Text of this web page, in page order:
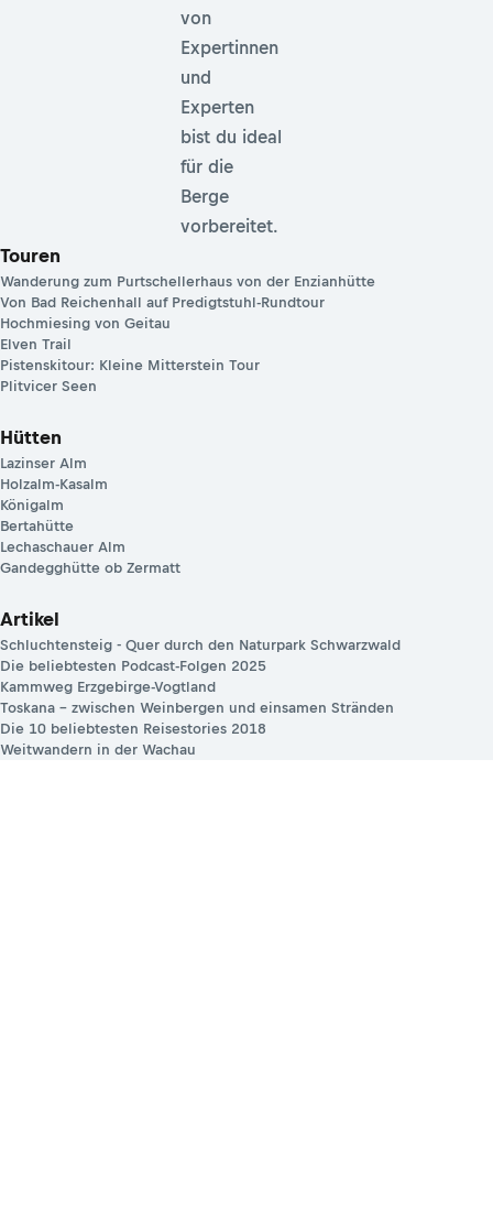
von
Expertinnen
und
Experten
bist du ideal
für die
Berge
vorbereitet.
Touren
Wanderung zum Purtschellerhaus von der Enzianhütte
Von Bad Reichenhall auf Predigtstuhl-Rundtour
Hochmiesing von Geitau
Elven Trail
Pistenskitour: Kleine Mitterstein Tour
Plitvicer Seen
Hütten
Lazinser Alm
Holzalm-Kasalm
Königalm
Bertahütte
Lechaschauer Alm
Gandegghütte ob Zermatt
Artikel
Schluchtensteig - Quer durch den Naturpark Schwarzwald
Die beliebtesten Podcast-Folgen 2025
Kammweg Erzgebirge-Vogtland
Toskana – zwischen Weinbergen und einsamen Stränden
Die 10 beliebtesten Reisestories 2018
Weitwandern in der Wachau